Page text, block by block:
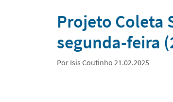
Notícias
Projeto Coleta
segunda-feira
Por Isis Coutinho 21.02.2025